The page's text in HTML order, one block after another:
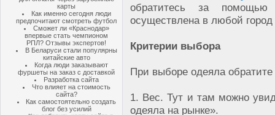
карты
Как именно сегодня люди
предпочитают смотреть футбол
Сможет ли «Краснодар»
впервые стать чемпионом
РПЛ? Отзывы экспертов!
В Беларуси стали популярны
китайские авто
Когда люди заказывают
фуршеты на заказ с доставкой
Разработка сайта
Что влияет на стоимость
сайта?
Как самостоятельно создать
блог без усилий
обратитесь за помощью
осуществлена в любой
Критерии выбора
При выборе одеяла
1. Вес. Тут и там можно
одеяла на рынке».